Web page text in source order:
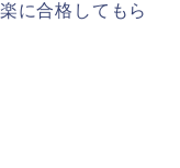
に合格してもら